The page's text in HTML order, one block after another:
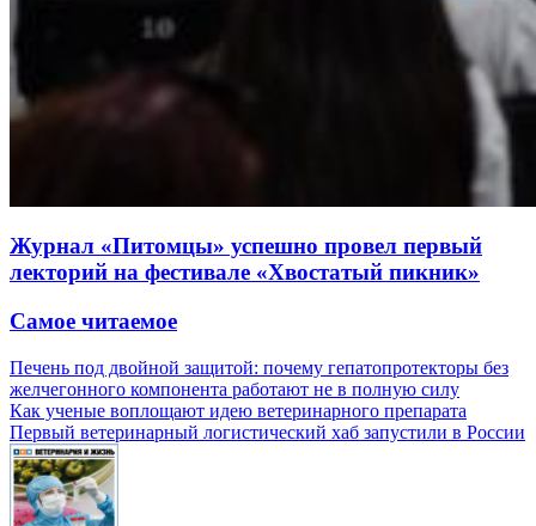
Журнал «Питомцы» успешно провел первый
лекторий на фестивале «Хвостатый пикник»
Самое читаемое
Печень под двойной защитой: почему гепатопротекторы без
желчегонного компонента работают не в полную силу
Как ученые воплощают идею ветеринарного препарата
Первый ветеринарный логистический хаб запустили в России